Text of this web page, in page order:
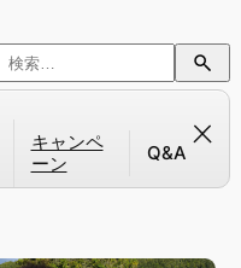
キャンペ
ーン
Q&A